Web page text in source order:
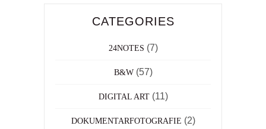
CATEGORIES
24NOTES (7)
B&W(57)
DIGITAL ART(11)
DOKUMENTARFOTOGRAFIE (2)